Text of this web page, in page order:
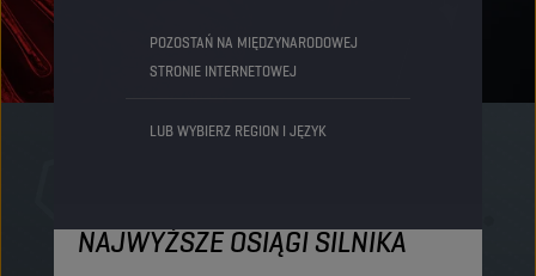
POZOSTAŃ NA MIĘDZYNARODOWEJ
STRONIE INTERNETOWEJ
LUB WYBIERZ REGION I JĘZYK
NAJWYŻSZE OSIĄGI SILNIKA